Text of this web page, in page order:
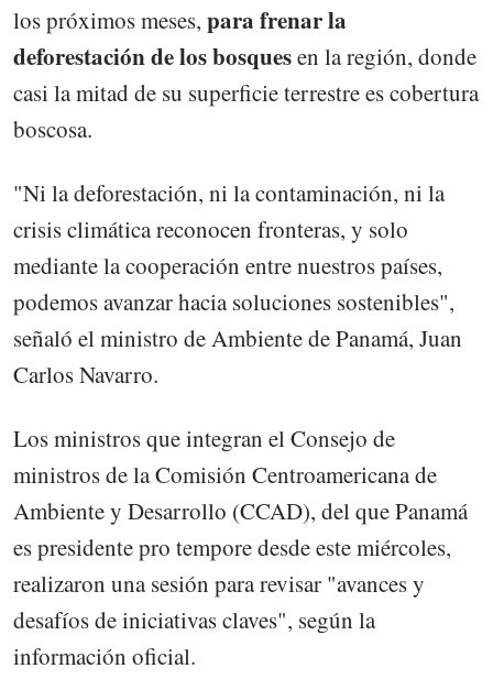
los próximos meses, para frenar la
deforestación de los bosquesen la región, donde
casi la mitad de su superficie terrestre es cobertura
boscosa.
"Ni la deforestación, ni la contaminación, ni la
crisis climática reconocen fronteras, y solo
mediante la cooperación entre nuestros países,
podemos avanzar hacia soluciones sostenibles",
señaló el ministro de Ambiente de Panamá, Juan
Carlos Navarro.
Los ministros que integran el Consejo de
ministros de la Comisión Centroamericana de
Ambiente y Desarrollo (CCAD), del que Panamá
es presidente pro tempore desde este miércoles,
realizaron una sesión para revisar "avances y
desafíos de iniciativas claves", según la
información oficial.